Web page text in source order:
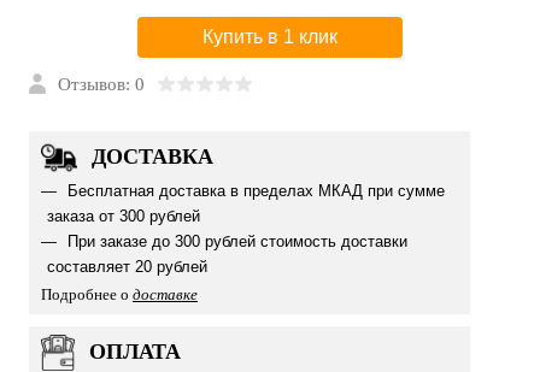
Купить в 1 клик
Отзывов: 0
ДОСТАВКА
Бесплатная доставка в пределах МКАД при сумме
заказа от 300 рублей
При заказе до 300 рублей стоимость доставки
составляет 20 рублей
Подробнее о доставке
ОПЛАТА